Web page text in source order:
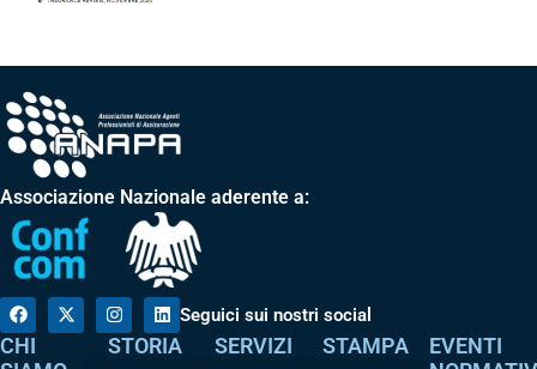
Associazione Nazionale aderente a:
Seguici sui nostri social
CHI
STORIA SERVIZI STAMPA
EVENTI